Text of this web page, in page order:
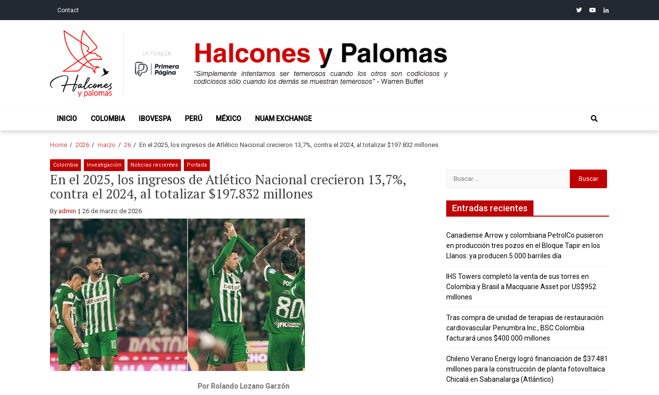
Contact twitteryoutubelinkedin
Halcones y Palomas
INICIO COLOMBIA IBOVESPA PERÚ MÉXICO NUAM EXCHANGE
Home 2026 marzo 26 En el 2025, los ingresos de Atlético Nacional crecieron 13,7%, contra el 2024, al totalizar $197.832 millones
Colombia Investigación Noticias recientes Portada
En el 2025, los ingresos de Atlético Nacional crecieron 13,7%,
contra el 2024, al totalizar $197.832 millones
By admin 26 de marzo de 2026
Por Rolando Lozano Garzón
Entradas recientes
Canadiense Arrow y colombiana PetrolCo pusieron
en producción tres pozos en el Bloque Tapir en los
Llanos: ya producen 5.000 barriles día
IHS Towers completó la venta de sus torres en
Colombia y Brasil a Macquarie Asset por US$952
millones
Tras compra de unidad de terapias de restauración
cardiovascular Penumbra Inc., BSC Colombia
facturará unos $400.000 millones
Chileno Verano Energy logró financiación de $37.481
millones para la construcción de planta fotovoltaica
Chicalá en Sabanalarga (Atlántico)